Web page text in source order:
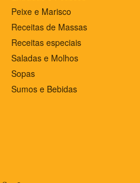
Peixe e Marisco
Receitas de Massas
Receitas especiais
Saladas e Molhos
Sopas
Sumos e Bebidas